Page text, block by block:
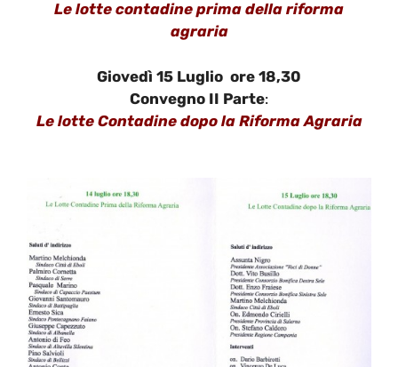
Le lotte contadine prima della riforma
agraria
Giovedì 15 Luglio ore 18,30
Convegno II Parte:
Le lotte Contadine dopo la Riforma Agraria